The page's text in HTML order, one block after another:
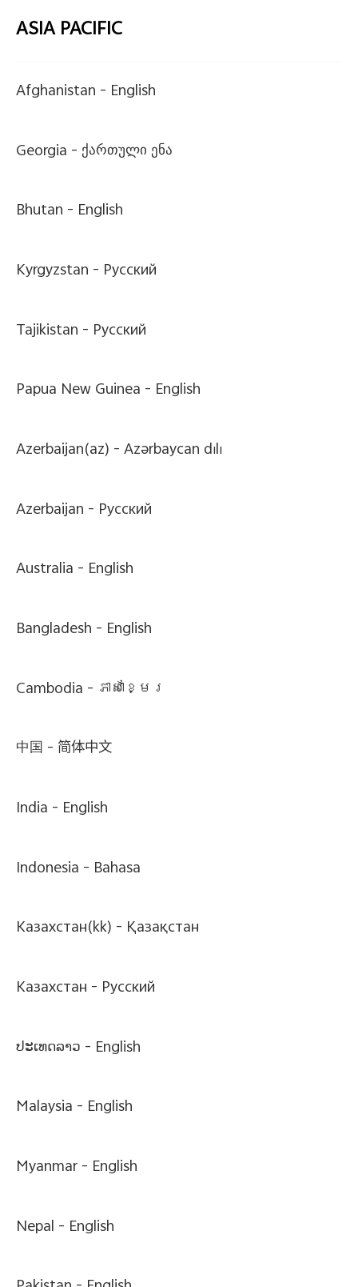
ASIA PACIFIC
Afghanistan - English
Georgia -ქართული ენა
Bhutan - English
Kyrgyzstan - Pусский
Tajikistan - Pусский
Papua New Guinea - English
Azerbaijan(az) -Azərbaycan dili
Azerbaijan - Pусский
Australia - English
Bangladesh - English
Cambodia - ភាសាខ្មែរ
中国 - 简体中文
India - English
Indonesia - Bahasa
Казахстан(kk) - Қазақстан
Казахстан - Pусский
ປະເທດລາວ - English
Malaysia - English
Myanmar - English
Nepal - English